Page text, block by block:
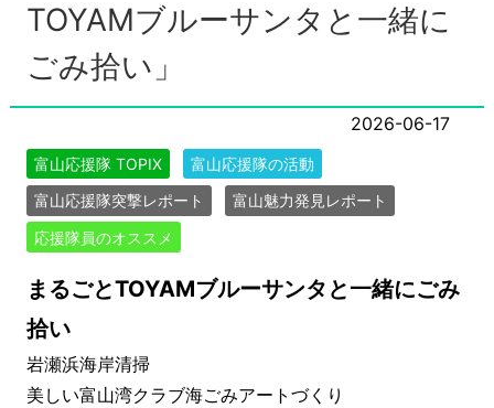
TOYAMブルーサンタと一緒に
ごみ拾い」
2026-06-17
富山応援隊 TOPIX
富山応援隊の活動
富山応援隊突撃レポート
富山魅力発見レポート
応援隊員のオススメ
まるごとTOYAMブルーサンタと一緒にごみ
拾い
岩瀬浜海岸清掃
美しい富山湾クラブ海ごみアートづくり